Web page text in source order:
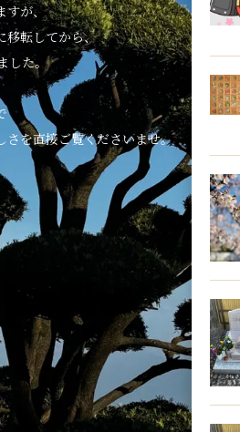
すが、
移転してから、
した。
さを直接ご覧くださいませ。